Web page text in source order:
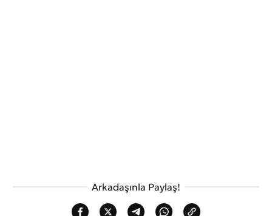
Arkadaşınla Paylaş!